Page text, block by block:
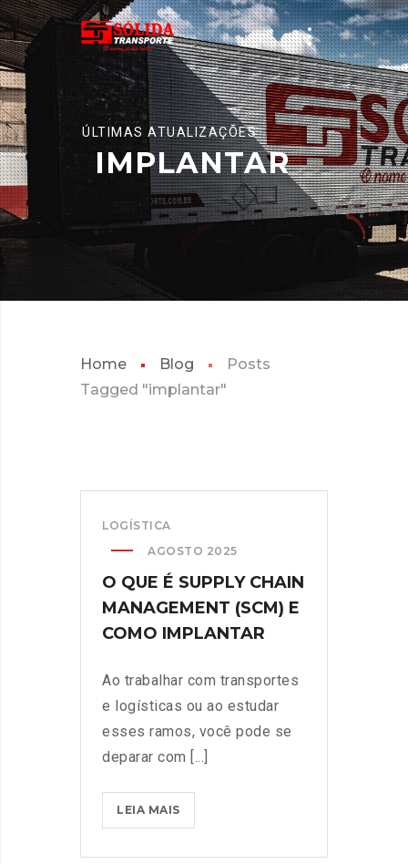
ÚLTIMAS ATUALIZAÇÕES
IMPLANTAR
Home Blog
Posts
Tagged "implantar"
LOGÍSTICA
AGOSTO 2025
O QUE É SUPPLY CHAIN
MANAGEMENT (SCM) E
COMO IMPLANTAR
Ao trabalhar com transportes
e logísticas ou ao estudar
esses ramos, você pode se
deparar com [...]
LEIA MAIS